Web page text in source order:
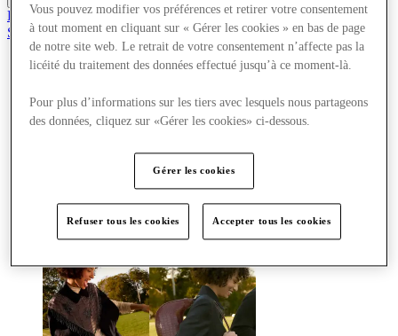
Rejoignez le club
Sauvé
fr
Planifiez votre visite
Quoi de neuf
Plus
Vous pouvez modifier vos préférences et retirer votre consentement
à tout moment en cliquant sur « Gérer les cookies » en bas de page
de notre site web. Le retrait de votre consentement n’affecte pas la
licéité du traitement des données effectué jusqu’à ce moment-là.
Pour plus d’informations sur les tiers avec lesquels nous partageons
des données, cliquez sur «Gérer les cookies» ci-dessous.
Gérer les cookies
Refuser tous les cookies Accepter tous les cookies